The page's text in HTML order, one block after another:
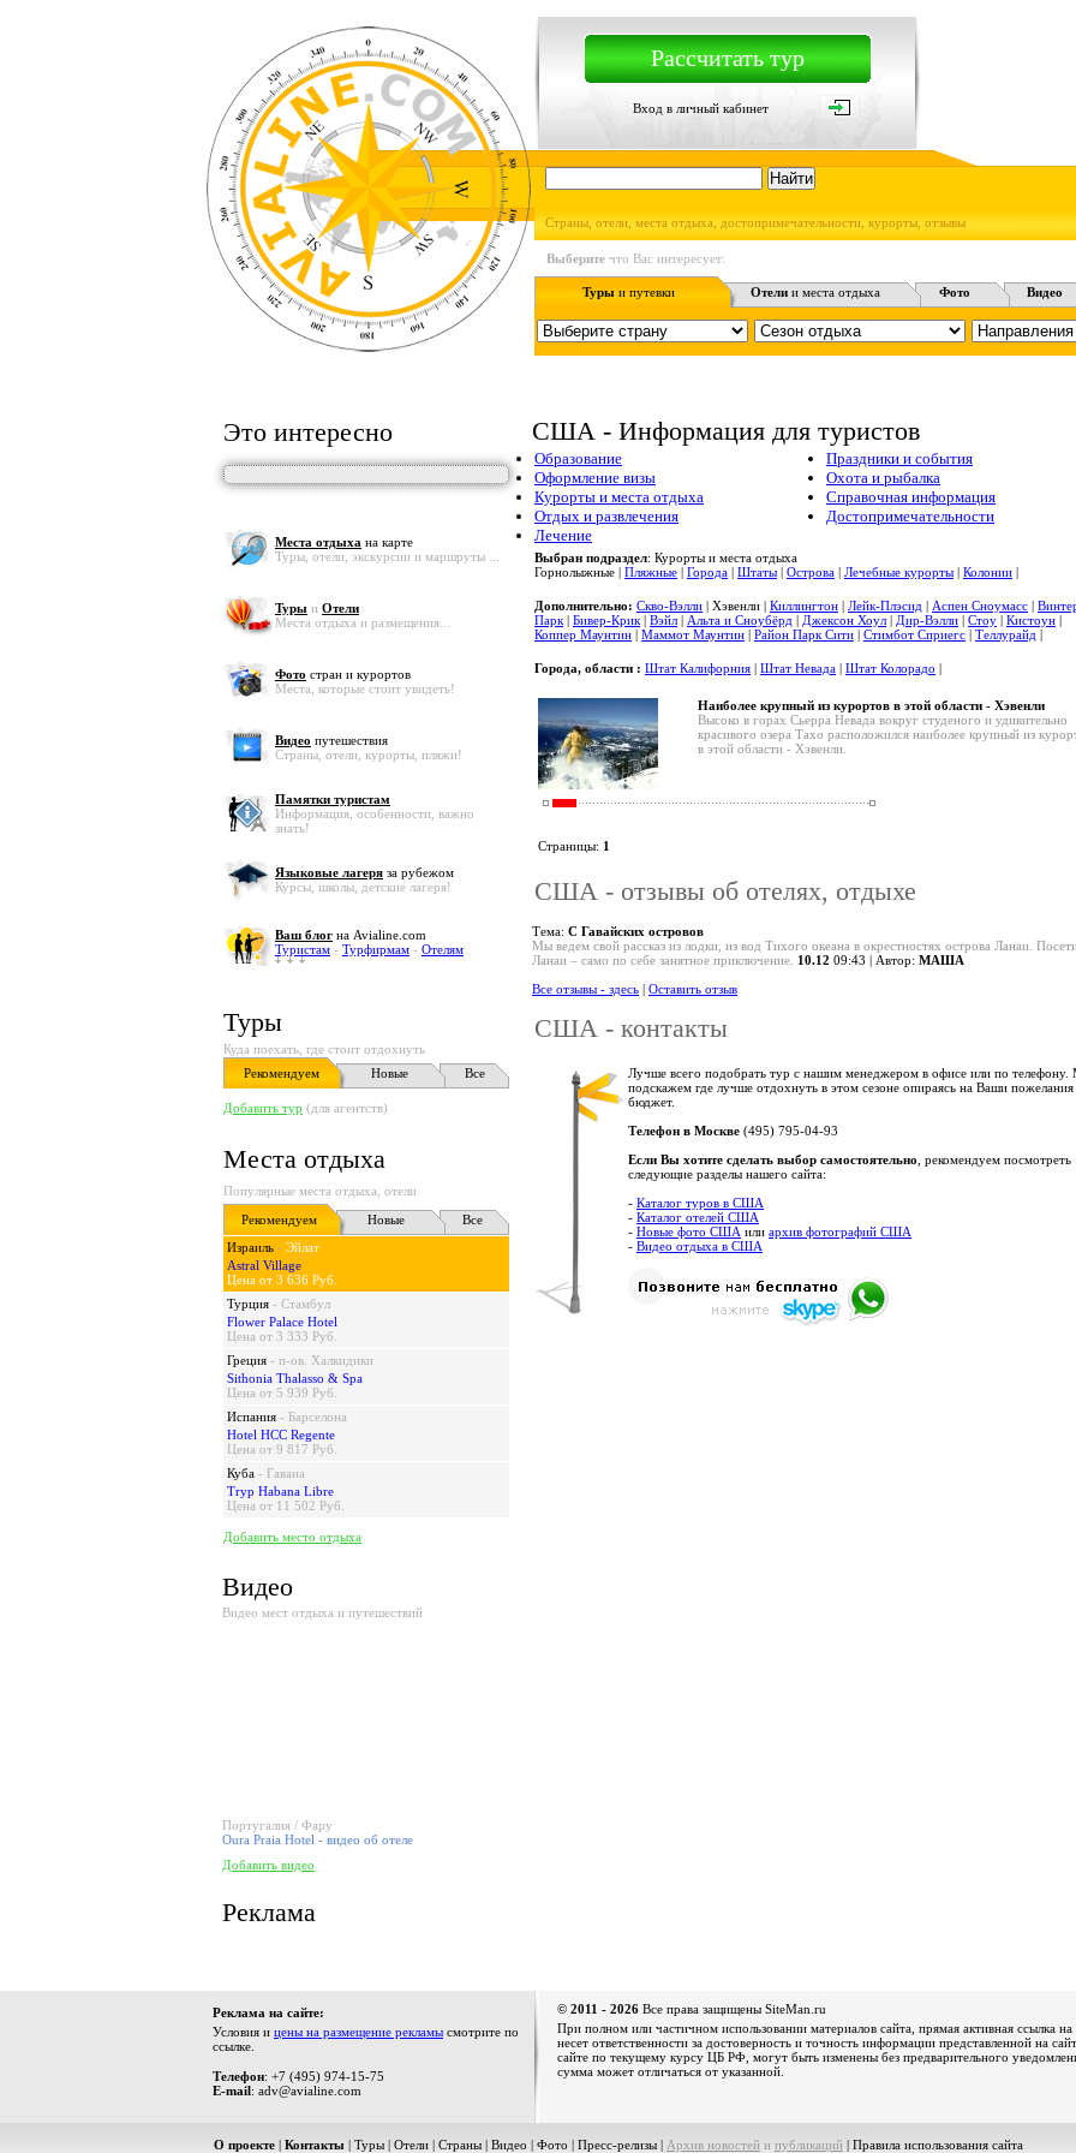
Рассчитать тур
Вход в личный кабинет
Страны, отели, места отдыха, достопримечательности, курорты, отзывы
Выберите что Вас интересует:
Турыи путевки Отели и места отдыха Фото Видео
Это интересно
Места отдыха на карте
Туры, отели, экскурсии и маршруты ...
Туры и Отели
Места отдыха и размещения...
Фото стран и курортов
Места, которые стоит увидеть!
Видео путешествия
Страны, отели, курорты, пляжи!
Памятки туристам
Информация, особенности, важно
знать!
Языковые лагеря за рубежом
Курсы, школы, детские лагеря!
Ваш блог на Avialine.com
Туристам - Турфирмам - Отелям
Туры
Куда поехать, где стоит отдохнуть
Рекомендуем
Новые Все
Добавить тур (для агентств)
Места отдыха
Популярные места отдыха, отели
Рекомендуем
Новые
Все
Израиль - Эйлат
Astral Village
Цена от 3 636 Руб.
Турция - Стамбул
Flower Palace Hotel
Цена от 3 333 Руб.
Греция - п-ов. Халкидики
Sithonia Thalasso & Spa
Цена от 5 939 Руб.
Испания - Барселона
Hotel HCC Regente
Цена от 9 817 Руб.
Куба - Гавана
Tryp Habana Libre
Цена от 11 502 Руб.
Добавить место отдыха
Видео
Видео мест отдыха и путешествий
Португалия / Фару
Oura Praia Hotel - видео об отеле
Добавить видео
Реклама
США - Информация для туристов
Образование
Оформление визы
Курорты и места отдыха
Отдых и развлечения
Лечение
Праздники и события
Охота и рыбалка
Справочная информация
Достопримечательности
Выбран подраздел: Курорты и места отдыха
Горнолыжные | Пляжные | Города | Штаты | Острова | Лечебные курорты | Колонии |
Дополнительно: Скво-Вэлли | Хэвенли | Киллингтон | Лейк-Плэсид | Аспен Сноумасс |
Парк | Бивер-Крик | Вэйл | Альта и Сноубёрд | Джексон Хоул | Дир-Вэлли | Стоу | Кистоун |
Коппер Маунтин | Маммот Маунтин | Район Парк Сити | Стимбот Сприегс | Теллурайд |
Города, области : Штат Калифорния | Штат Невада | Штат Колорадо |
Наиболее крупный из курортов в этой области - Хэвенли
Высоко в горах Сьерра Невада вокруг студеного и удивительно
красивого озера Тахо расположился наиболее крупный из
в этой области - Хэвенли.
Страницы: 1
США - отзывы об отелях, отдыхе
Тема: С Гавайских островов
Мы ведем свой рассказ из лодки, из вод Тихого океана в окрестностях острова Ланаи.
Ланаи – само по себе занятное приключение. 10.12 09:43 | Автор: МАША
Все отзывы - здесь | Оставить отзыв
США - контакты
Лучше всего подобрать тур с нашим менеджером в офисе или по
подскажем где лучше отдохнуть в этом сезоне опираясь на Ваши
бюджет.
Телефон в Москве (495) 795-04-93
Если Вы хотите сделать выбор самостоятельно , рекомендуем посмотреть
следующие разделы нашего сайта:
- Каталог туров в США
- Каталог отелей США
- Новые фото США или архив фотографий США
- Видео отдыха в США
Реклама на сайте:
Условия и цены на размещение рекламы смотрите по
ссылке.
Телефон: +7 (495) 974-15-75
E-mail: adv@avialine.com
© 2011 - 2026 Все права защищены SiteMan.ru
При полном или частичном использовании материалов сайта, прямая активная ссылка
несет ответственности за достоверность и точность информации представленной на
сайте по текущему курсу ЦБ РФ, могут быть изменены без предварительного
сумма может отличаться от указанной.
О проекте | Контакты | Туры | Отели | Страны | Видео | Фото | Пресс-релизы | Архив новостей и публикаций | Правила использования сайта